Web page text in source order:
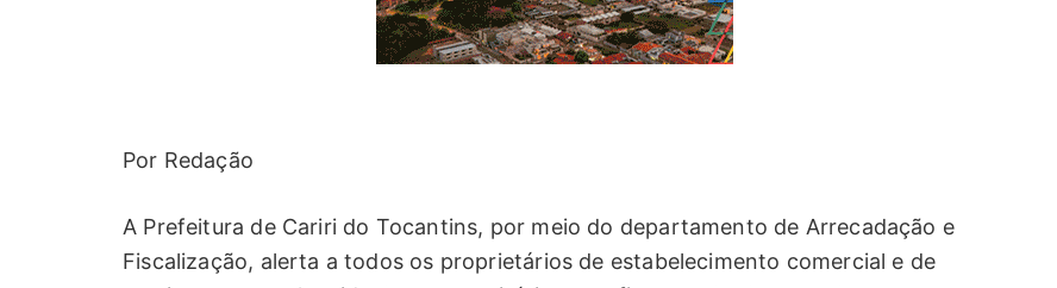
Por Redação
A Prefeitura de Cariri do Tocantins, por meio do departamento de Arrecadação e
Fiscalização, alerta a todos os proprietários de estabelecimento comercial e de